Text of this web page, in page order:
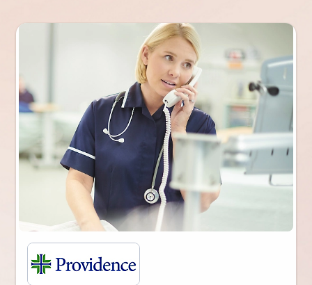
Prikazan diapozitiv 1 od 2